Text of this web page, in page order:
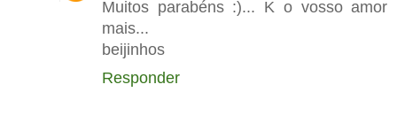
Muitos parabéns :)... K o vosso
mais...
beijinhos
Responder